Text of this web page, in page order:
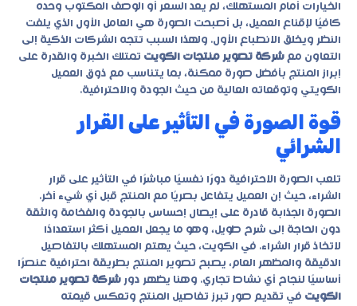
الخيارات أمام المستهلك، لم يعد السعر أو الوصف المكتوب وحده
كافيًا لإقناع العميل، بل أصبحت الصورة هي العامل الأول الذي يلفت
النظر ويخلق الانطباع الأول. ولهذا السبب تتجه الشركات الذكية إلى
التعاون مع شركة تصوير منتجات الكويت تمتلك الخبرة والقدرة على
إبراز المنتج بأفضل صورة ممكنة، بما يتناسب مع ذوق العميل
الكويتي وتوقعاته العالية من حيث الجودة والاحترافية.
قوة الصورة في التأثير على القرار
الشرائي
تلعب الصورة الاحترافية دورًا نفسيًا مباشرًا في التأثير على قرار
الشراء، حيث إن العميل يتفاعل بصريًا مع المنتج قبل أي شيء آخر.
الصورة الجذابة قادرة على إيصال إحساس بالجودة والفخامة والثقة
دون الحاجة إلى شرح طويل، وهو ما يجعل العميل أكثر استعدادًا
لاتخاذ قرار الشراء. في الكويت، حيث يهتم المستهلك بالتفاصيل
الدقيقة والمظهر العام، يصبح تصوير المنتج بطريقة احترافية عنصرًا
أساسيًا لنجاح أي نشاط تجاري. وهنا يظهر دور شركة تصوير منتجات
الكويت في تقديم صور تبرز تفاصيل المنتج وتعكس قيمته